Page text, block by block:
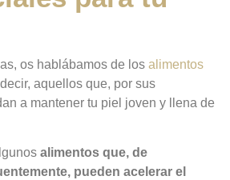
os hablábamos de los alimentos
aquellos que, por sus
a mantener tu piel joven y llena de
alimentos que, de
pueden acelerar el